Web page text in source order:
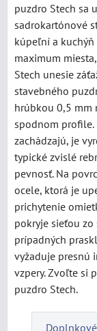
puzdro Stech sa
sadrokartónové
kúpeľní a
maximum
Stech unesie
stavebného
hrúbkou 0,5 mm
spodnom profile.
zachádzajú, je
typické zvislé
pevnosť. Na
ocele, ktorá je
prichytenie
pokryje sieťou
prípadných
vyžaduje presnú
vzpery. Zvoľte si
puzdro Stech.